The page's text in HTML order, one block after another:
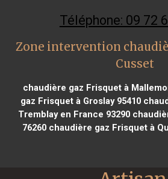
Téléphone: 09 72
Zone intervention
Cusset
chaudière gaz Frisquet à
gaz Frisquet à Groslay 95410
Tremblay en France 93290
76260 chaudière gaz Frisquet à